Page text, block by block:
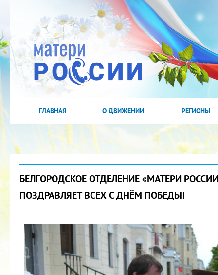
ГЛАВНАЯ О ДВИЖЕНИИ РЕГИОНЫ
БЕЛГОРОДСКОЕ ОТДЕЛЕНИЕ «МАТЕРИ
ПОЗДРАВЛЯЕТ ВСЕХ С ДНЁМ ПОБЕДЫ!